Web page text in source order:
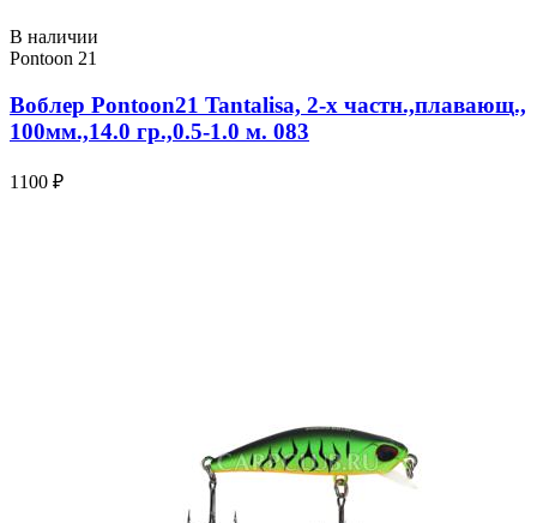
В наличии
Pontoon 21
Воблер Pontoon21 Tantalisa, 2-x частн.,плавающ.,
100мм.,14.0 гр.,0.5-1.0 м. 083
1100 ₽